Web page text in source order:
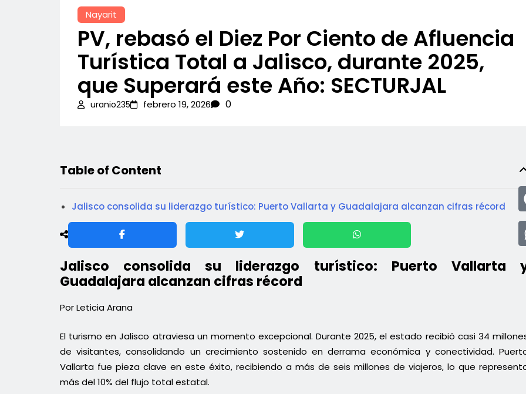
Nayarit
PV, rebasó el Diez Por Ciento de Afluencia
Turística Total a Jalisco, durante 2025,
que Superará este Año: SECTURJAL
uranio235 febrero 19, 2026 0
Table of Content
Jalisco consolida su liderazgo turístico: Puerto Vallarta y Guadalajara alcanzan cifras récord
Jalisco consolida su liderazgo turístico: Puerto Vallarta
Guadalajara alcanzan cifras récord
Por Leticia Arana
El turismo en Jalisco atraviesa un momento excepcional. Durante 2025, el estado recibió casi 34
de visitantes, consolidando un crecimiento sostenido en derrama económica y conectividad.
Vallarta fue pieza clave en este éxito, recibiendo a más de seis millones de viajeros, lo que
más del 10% del flujo total estatal.